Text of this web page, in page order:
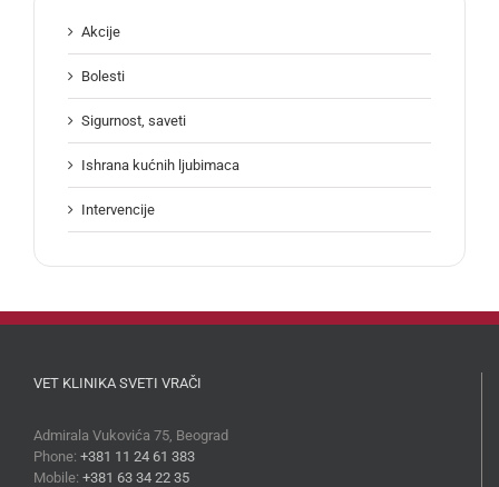
Akcije
Bolesti
Sigurnost, saveti
Ishrana kućnih ljubimaca
Intervencije
VET KLINIKA SVETI VRAČI
Admirala Vukovića 75, Beograd
Phone: +381 11 24 61 383
Mobile: +381 63 34 22 35